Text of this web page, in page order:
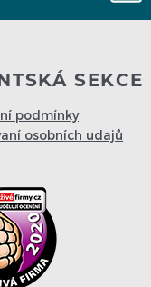
SEKCE
podmínky
osobních udajů